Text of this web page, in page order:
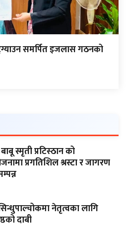
समर्पित इजलास गठनको
स्मृती प्रटिस्ठान को
प्रगतिशिल श्रस्टा र जागरण
नेतृत्वका लागि
दाबी